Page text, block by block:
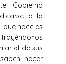
Gobierno
a la
hace es
al de sus
hacer